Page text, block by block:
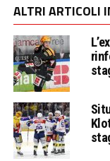
ALTRI ARTICOLI